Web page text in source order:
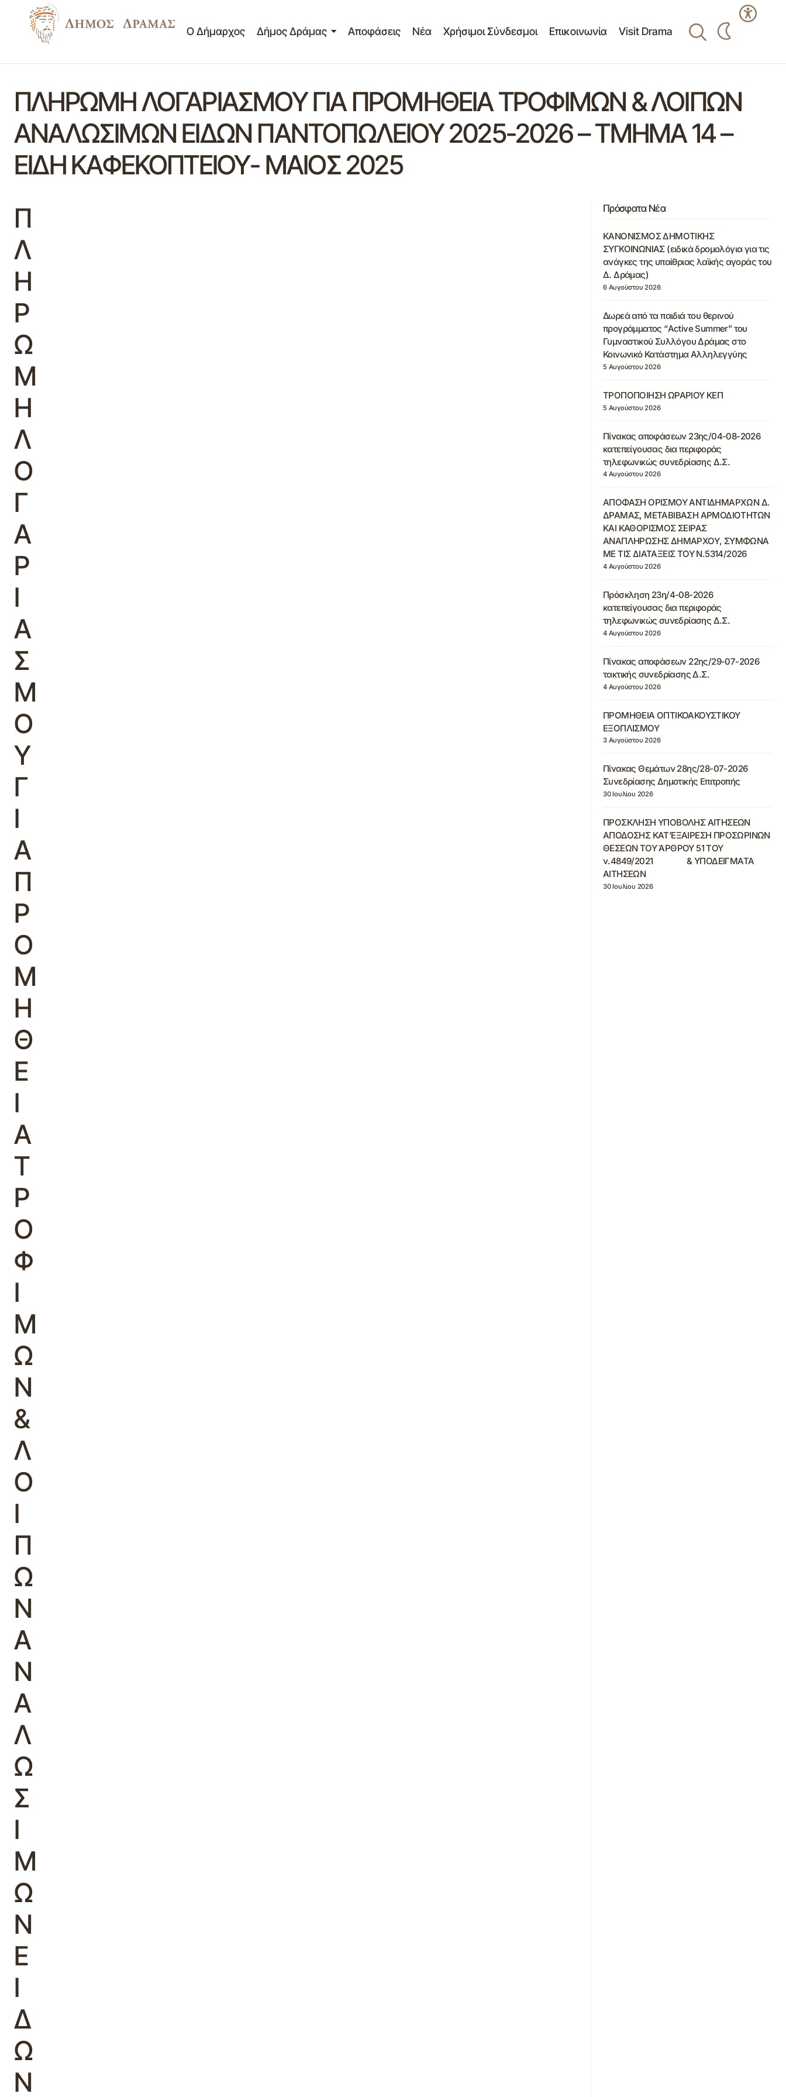
Ο Δήμαρχος Δήμος Δράμας Αποφάσεις Νέα Χρήσιμοι Σύνδεσμοι Επικοινωνία Visit Drama
ΠΛΗΡΩΜΗ ΛΟΓΑΡΙΑΣΜΟΥ ΓΙΑ ΠΡΟΜΗΘΕΙΑ ΤΡΟΦΙΜΩΝ & ΛΟΙΠΩΝ
ΑΝΑΛΩΣΙΜΩΝ ΕΙΔΩΝ ΠΑΝΤΟΠΩΛΕΙΟΥ 2025-2026 – ΤΜΗΜΑ 14 –
ΕΙΔΗ ΚΑΦΕΚΟΠΤΕΙΟΥ- ΜΑΙΟΣ 2025
Π
Λ
Η
Ρ
Ω
Μ
Η
Λ
Ο
Γ
Α
Ρ
Ι
Α
Σ
Μ
Ο
Υ
Γ
Ι
Α
Π
Ρ
Ο
Μ
Η
Θ
Ε
Ι
Α
Τ
Ρ
Ο
Φ
Ι
Μ
Ω
Ν
&
Λ
Ο
Ι
Π
Ω
Ν
Α
Ν
Α
Λ
Ω
Σ
Ι
Μ
Ω
Ν
Ε
Ι
Δ
Ω
Ν
Πρόσφατα Νέα
ΚΑΝΟΝΙΣΜΟΣ ΔΗΜΟΤΙΚΗΣ
ΣΥΓΚΟΙΝΩΝΙΑΣ (ειδικά δρομολόγια για τις
ανάγκες της υπαίθριας λαϊκής αγοράς του
Δ. Δράμας)
6 Αυγούστου 2026
Δωρεά από τα παιδιά του θερινού
προγράμματος “Active Summer” του
Γυμναστικού Συλλόγου Δράμας στο
Κοινωνικό Κατάστημα Αλληλεγγύης
5 Αυγούστου 2026
ΤΡΟΠΟΠΟΙΗΣΗ ΩΡΑΡΙΟΥ ΚΕΠ
5 Αυγούστου 2026
Πίνακας αποφάσεων 23ης/04-08-2026
κατεπείγουσας δια περιφοράς
τηλεφωνικώς συνεδρίασης Δ.Σ.
4 Αυγούστου 2026
ΑΠΟΦΑΣΗ ΟΡΙΣΜΟΥ ΑΝΤΙΔΗΜΑΡΧΩΝ Δ.
ΔΡΑΜΑΣ, ΜΕΤΑΒΙΒΑΣΗ ΑΡΜΟΔΙΟΤΗΤΩΝ
ΚΑΙ ΚΑΘΟΡΙΣΜΟΣ ΣΕΙΡΑΣ
ΑΝΑΠΛΗΡΩΣΗΣ ΔΗΜΑΡΧΟΥ, ΣΥΜΦΩΝΑ
ΜΕ ΤΙΣ ΔΙΑΤΑΞΕΙΣ ΤΟΥ Ν.5314/2026
4 Αυγούστου 2026
Πρόσκληση 23η/4-08-2026
κατεπείγουσας δια περιφοράς
τηλεφωνικώς συνεδρίασης Δ.Σ.
4 Αυγούστου 2026
Πίνακας αποφάσεων 22ης/29-07-2026
τακτικής συνεδρίασης Δ.Σ.
4 Αυγούστου 2026
ΠΡΟΜΗΘΕΙΑ ΟΠΤΙΚΟΑΚΟΥΣΤΙΚΟΥ
ΕΞΟΠΛΙΣΜΟΥ
3 Αυγούστου 2026
Πίνακας Θεμάτων 28ης/28-07-2026
Συνεδρίασης Δημοτικής Επιτροπής
30 Ιουλίου 2026
ΠΡΟΣΚΛΗΣΗ ΥΠΟΒΟΛΗΣ ΑΙΤΗΣΕΩΝ
ΑΠΟΔΟΣΗΣ ΚΑΤ’ΕΞΑΙΡΕΣΗ ΠΡΟΣΩΡΙΝΩΝ
ΘΕΣΕΩΝ ΤΟΥ ΆΡΘΡΟΥ 51 ΤΟΥ
ν.4849/2021 & ΥΠΟΔΕΙΓΜΑΤΑ
ΑΙΤΗΣΕΩΝ
30 Ιουλίου 2026